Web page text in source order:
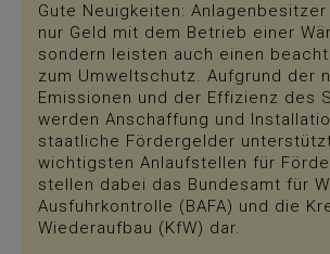
Gute Neuigkeiten:
nur Geld mit dem Betrieb einer
sondern leisten auch einen
zum Umweltschutz. Aufgrund der
Emissionen und der Effizienz des
werden Anschaffung und
staatliche Fördergelder
wichtigsten Anlaufstellen für
stellen dabei das Bundesamt für
Ausfuhrkontrolle (BAFA) und die
Wiederaufbau (KfW) dar.